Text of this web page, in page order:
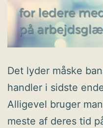
Det lyder måske
handler i sidste
Alligevel bruger
meste af deres tid